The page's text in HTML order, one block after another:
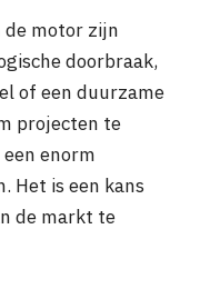
de motor zijn
doorbraak,
of een duurzame
projecten te
enorm
Het is een kans
de markt te